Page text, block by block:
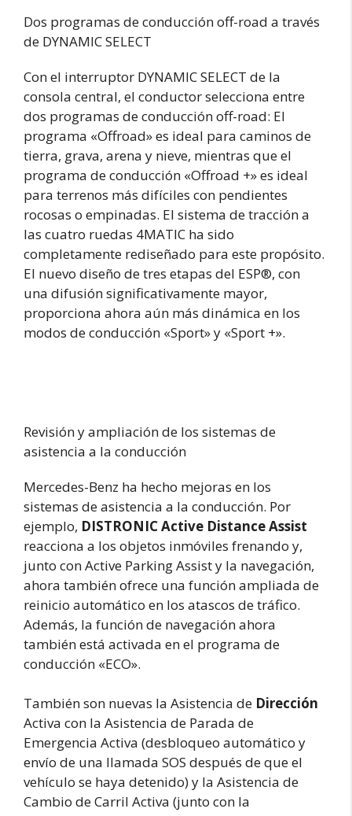
Dos programas de conducción off-road a través
de DYNAMIC SELECT
Con el interruptor DYNAMIC SELECT de la
consola central, el conductor selecciona entre
dos programas de conducción off-road: El
programa «Offroad» es ideal para caminos de
tierra, grava, arena y nieve, mientras que el
programa de conducción «Offroad +» es ideal
para terrenos más difíciles con pendientes
rocosas o empinadas. El sistema de tracción a
las cuatro ruedas 4MATIC ha sido
completamente rediseñado para este propósito.
El nuevo diseño de tres etapas del ESP®, con
una difusión significativamente mayor,
proporciona ahora aún más dinámica en los
modos de conducción «Sport» y «Sport +».
Revisión y ampliación de los sistemas de
asistencia a la conducción
Mercedes-Benz ha hecho mejoras en los
sistemas de asistencia a la conducción. Por
ejemplo, DISTRONIC Active Distance Assist
reacciona a los objetos inmóviles frenando y,
junto con Active Parking Assist y la navegación,
ahora también ofrece una función ampliada de
reinicio automático en los atascos de tráfico.
Además, la función de navegación ahora
también está activada en el programa de
conducción «ECO».
También son nuevas la Asistencia de Dirección
Activa con la Asistencia de Parada de
Emergencia Activa (desbloqueo automático y
envío de una llamada SOS después de que el
vehículo se haya detenido) y la Asistencia de
Cambio de Carril Activa (junto con la